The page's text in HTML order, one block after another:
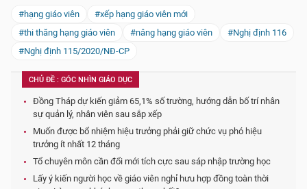
#hạng giáo viên
#xếp hạng giáo viên mới
#thi thăng hạng giáo viên
#nâng hạng giáo viên
#Nghị định 116
#Nghị định 115/2020/NĐ-CP
CHỦ ĐỀ : GÓC NHÌN GIÁO DỤC
Đồng Tháp dự kiến giảm 65,1% số trường, hướng dẫn bố trí nhân
sự quản lý, nhân viên sau sắp xếp
Muốn được bổ nhiệm hiệu trưởng phải giữ chức vụ phó hiệu
trưởng ít nhất 12 tháng
Tổ chuyên môn cần đổi mới tích cực sau sáp nhập trường học
Lấy ý kiến người học về giáo viên nghỉ hưu hợp đồng toàn thời